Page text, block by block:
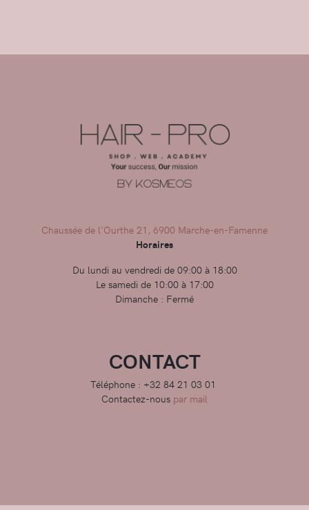
Chaussée de l'Ourthe 21, 6900 Marche-en-Famenne
Horaires
Du lundi au vendredi de 09:00 à 18:00
Le samedi de 10:00 à 17:00
Dimanche : Fermé
CONTACT
Téléphone : +32 84 21 03 01
Contactez-nous par mail